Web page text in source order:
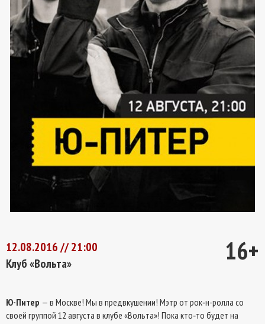
16+
12.08.2016 // 21:00
Клуб «Вольта»
Ю-Питер — в Москве! Мы в предвкушении! Мэтр от рок‑н-ролла со
своей группой 12 августа в клубе «Вольта»! Пока кто‑то будет на